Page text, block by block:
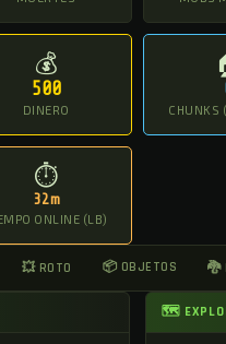
💰
500
DINERO CHUNKS
⏱
32m
ONLINE (LB)
💥 ROTO 📦 OBJETOS 🐉
🗺